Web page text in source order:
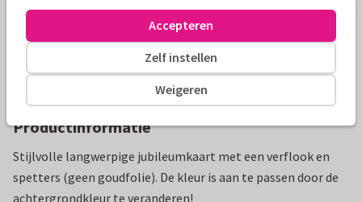
Productinformatie
Stijlvolle langwerpige jubileumkaart met een verflook en
spetters (geen goudfolie). De kleur is aan te passen door de
achtergrondkleur te veranderen!
Weigeren
Zelf instellen
Accepteren